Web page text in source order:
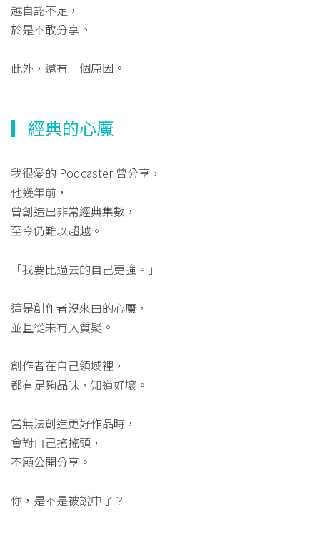
越自認不足，
於是不敢分享。
此外，還有一個原因。
▎經典的心魔
我很愛的 Podcaster 曾分享，
他幾年前，
曾創造出非常經典集數，
至今仍難以超越。
「我要比過去的自己更強。」
這是創作者沒來由的心魔，
並且從未有人質疑。
創作者在自己領域裡，
都有足夠品味，知道好壞。
當無法創造更好作品時，
會對自己搖搖頭，
不願公開分享。
你，是不是被說中了？